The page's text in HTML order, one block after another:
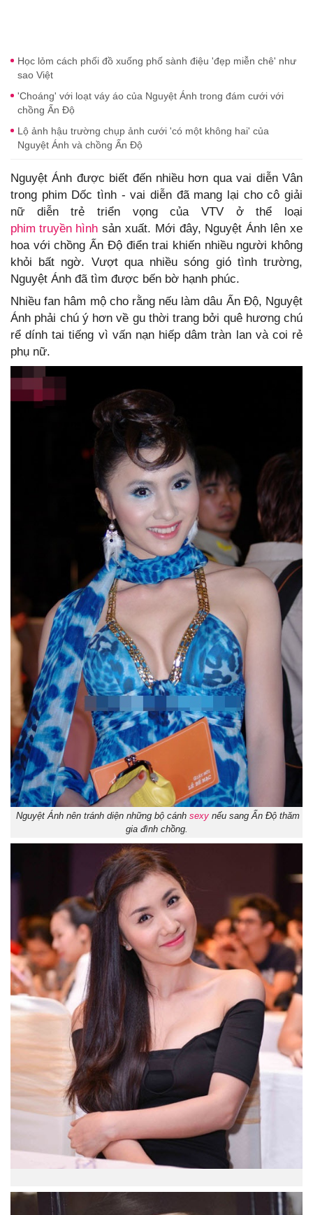
Học lỏm cách phối đồ xuống phố sành điệu 'đẹp miễn chê' như
sao Việt
'Choáng' với loạt váy áo của Nguyệt Ánh trong đám cưới với
chồng Ấn Độ
Lộ ảnh hậu trường chụp ảnh cưới 'có một không hai' của
Nguyệt Ánh và chồng Ấn Độ
Nguyệt Ánh được biết đến nhiều hơn qua vai diễn Vân
trong phim Dốc tình - vai diễn đã mang lại cho cô giải
nữ diễn trẻ triển vọng của VTV ở thể loại
phim truyền hình sản xuất. Mới đây, Nguyệt Ánh lên xe
hoa với chồng Ấn Độ điển trai khiến nhiều người không
khỏi bất ngờ. Vượt qua nhiều sóng gió tình trường,
Nguyệt Ánh đã tìm được bến bờ hạnh phúc.
Nhiều fan hâm mộ cho rằng nếu làm dâu Ấn Độ, Nguyệt
Ánh phải chú ý hơn về gu thời trang bởi quê hương chú
rể dính tai tiếng vì vấn nạn hiếp dâm tràn lan và coi rẻ
phụ nữ.
Nguyệt Ánh nên tránh diện những bộ cánh sexy nếu sang Ấn Độ thăm
gia đình chồng.